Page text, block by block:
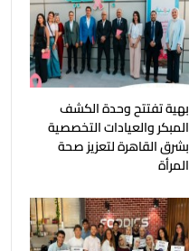
بهية تفتتح وحدة الكشف
المبكر والعيادات التخصصية
بشرق القاهرة لتعزيز صحة
المرأة